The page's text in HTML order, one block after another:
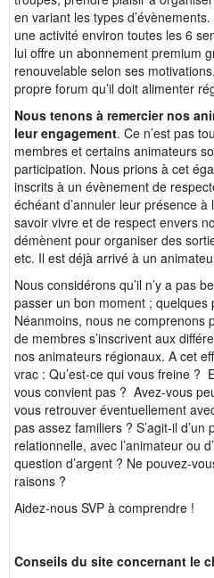
en variant les types
une activité environ toutes les 6
lui offre un abonnement premium
renouvelable selon ses
propre forum qu’il doit alimenter
Nous tenons à remercier nos
leur engagement. Ce n’est pas
membres et certains animateurs
participation. Nous prions à cet
inscrits à un évènement de
échéant d’annuler leur présence à
savoir vivre et de respect envers
démènent pour organiser des
etc. Il est déjà arrivé à un
Nous considérons qu’il n’y a pas
passer un bon moment ; quelques
Néanmoins, nous ne comprenons
de membres s’inscrivent aux
nos animateurs régionaux. A cet
vrac : Qu’est-ce qui vous freine ?
vous convient pas ? Avez-vous
vous retrouver éventuellement
pas assez familiers ? S’agit-il d’un
relationnelle, avec l’animateur ou
question d’argent ? Ne pouvez-
raisons ?
Aidez-nous SVP à comprendre !
Conseils du site concernant le